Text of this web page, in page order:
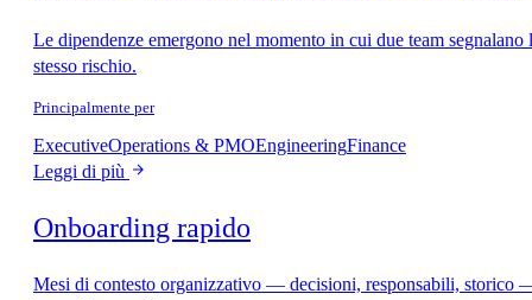
Le dipendenze emergono nel momento in cui due team segnalano
stesso rischio.
Principalmente per
ExecutiveOperations & PMOEngineeringFinance
Leggi di più
Onboarding rapido
Mesi di contesto organizzativo — decisioni, responsabili, storico